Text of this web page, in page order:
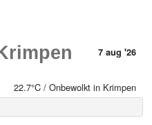
7 aug '26
22.7°C / Onbewolkt in Krimpen